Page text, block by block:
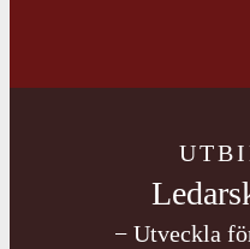
− Utveckla